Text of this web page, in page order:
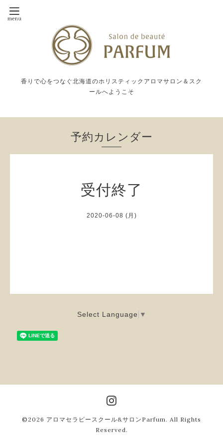
香りで心をつなぐ北海道のホリスティックアロマサロン＆スク
ールへようこそ
予約カレンダー
受付終了
2020-06-08 (月)
Select Language ▼
©2026 アロマセラピースクール&サロンParfum . All Rights
Reserved.